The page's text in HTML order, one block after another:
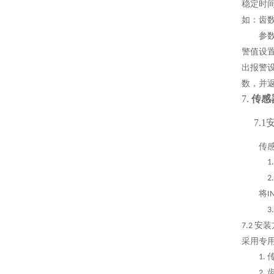
稳定时
如：齿
参
警值设
出报警
数，并
7. 传感
7.1
传
将
7.2 安装
采用专
1.